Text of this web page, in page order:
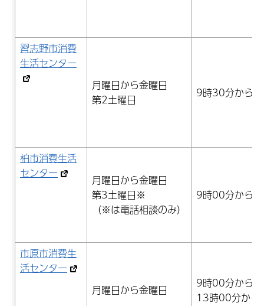
習志野市消費
生活センター
月曜日から金曜日
第2土曜日
9時30分から
柏市消費生活
センター
月曜日から金曜日
第3土曜日※
（※は電話相談のみ）
9時00分から
市原市消費生
活センター
月曜日から金曜日
9時00分から
13時00分か